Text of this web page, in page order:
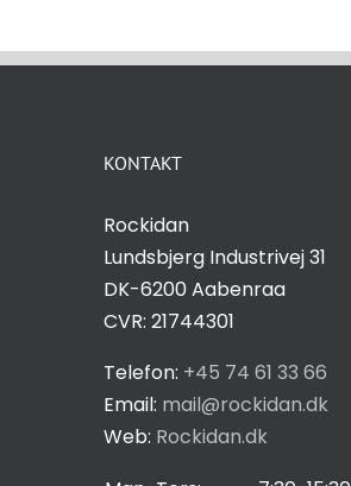
KONTAKT
Rockidan
Lundsbjerg Industrivej 31
DK-6200 Aabenraa
CVR: 21744301
Telefon: +45 74 61 33 66
Email: mail@rockidan.dk
Web: Rockidan.dk